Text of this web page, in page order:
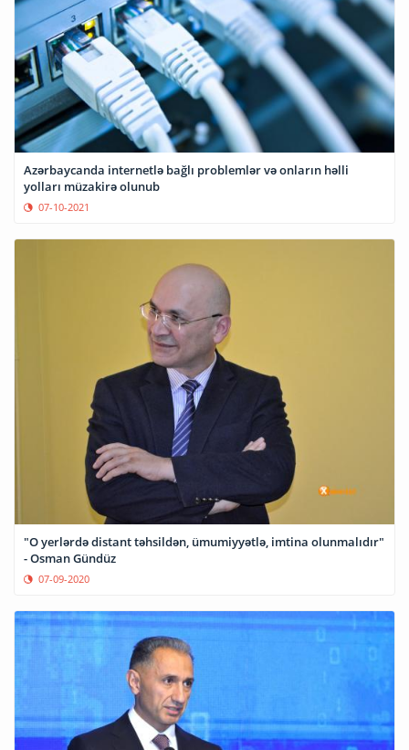
Azərbaycanda internetlə bağlı problemlər və onların həlli
yolları müzakirə olunub
07-10-2021
"O yerlərdə distant təhsildən, ümumiyyətlə, imtina olunmalıdır"
- Osman Gündüz
07-09-2020